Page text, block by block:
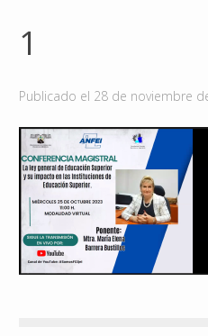
Reconocimientos
Publicaciones
Afiliación
1
Publicado el 28 de noviembre